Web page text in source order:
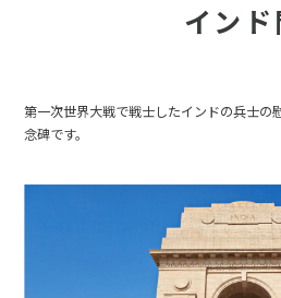
インド
第一次世界大戦で戦士したインドの兵士の
念碑です。